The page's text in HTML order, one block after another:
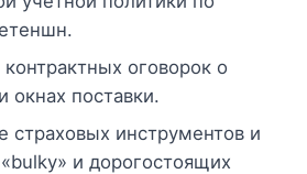
оговорок о
окнах поставки.
страховых инструментов и
и дорогостоящих